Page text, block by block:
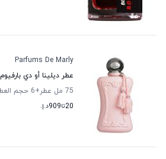
Parfums De Marly
عطر ديلينا أو دي
75 مل عطر
+6
حجم
20تا909د.إ.